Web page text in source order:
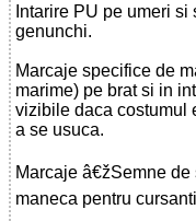
Intarire PU pe umeri
genunchi.
Marcaje specifice de
marime) pe brat si in
vizibile daca costumul
a se usuca.
Marcaje â€žSemne de
maneca pentru